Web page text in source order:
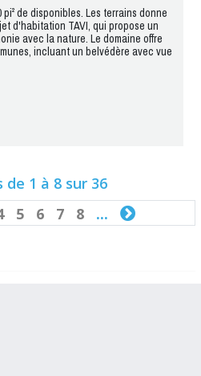
pi² de disponibles. Les terrains donne
d'habitation TAVI, qui propose un
avec la nature. Le domaine offre
incluant un belvédère avec vue
de 1 à 8 sur 36
5 6 7 8... 